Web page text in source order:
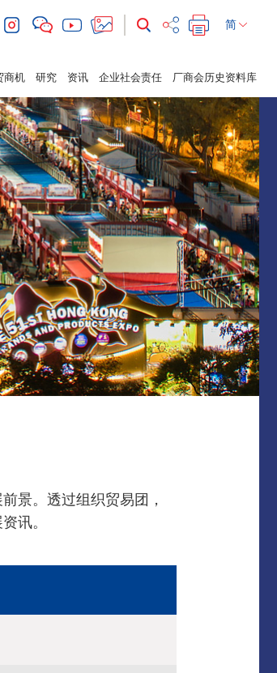
简
商机 研究 资讯 企业社会责任 厂商会历史资料库
景。透过组织贸易团，
讯。